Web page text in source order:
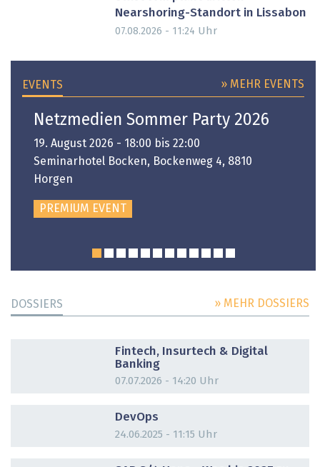
Nearshoring-Standort in Lissabon
07.08.2026 - 11:24 Uhr
EVENTS » MEHR EVENTS
Netzmedien Sommer Party 2026
19. August 2026 - 18:00 bis 22:00
Seminarhotel Bocken, Bockenweg 4, 8810
Horgen
PREMIUM EVENT
DOSSIERS » MEHR DOSSIERS
Fintech, Insurtech & Digital
Banking
07.07.2026 - 14:20 Uhr
DevOps
24.06.2025 - 11:15 Uhr